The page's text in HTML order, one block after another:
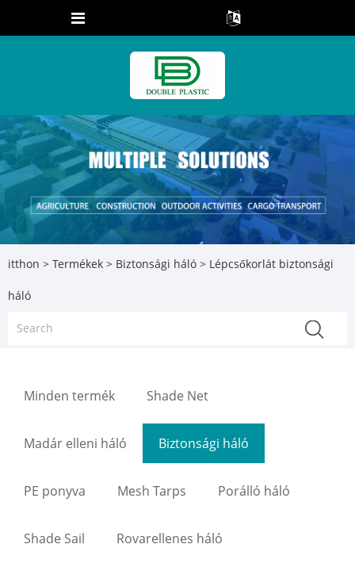
itthon > Termékek > Biztonsági háló > Lépcsőkorlát biztonsági
háló
Minden termék Shade Net
Madár elleni háló Biztonsági háló
PE ponyva Mesh Tarps Porálló háló
Shade Sail Rovarellenes háló